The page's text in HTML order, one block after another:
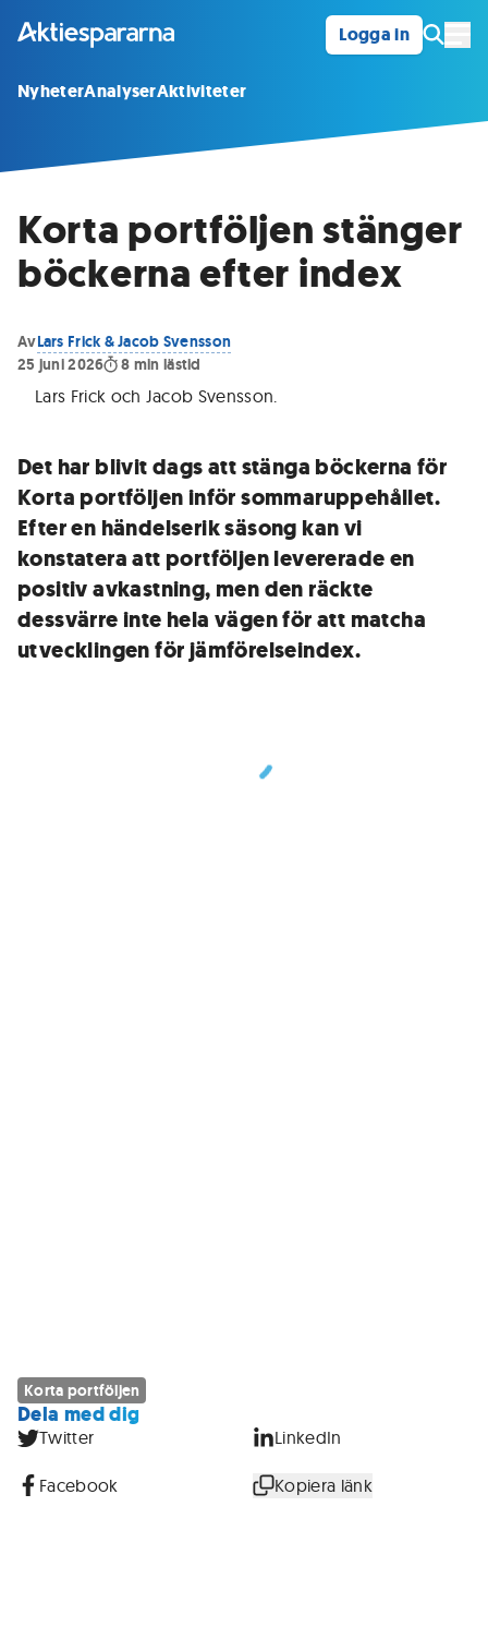
Logga in
NyheterAnalyserAktiviteter
Korta portföljen stänger
böckerna efter index
AvLars Frick & Jacob Svensson
25 juni 2026
8 min lästid
Lars Frick och Jacob Svensson.
Det har blivit dags att stänga böckerna för
Korta portföljen inför sommaruppehållet.
Efter en händelserik säsong kan vi
konstatera att portföljen levererade en
positiv avkastning, men den räckte
dessvärre inte hela vägen för att matcha
utvecklingen för jämförelseindex.
Korta portföljen
Dela med dig
Twitter LinkedIn
Facebook Kopiera länk